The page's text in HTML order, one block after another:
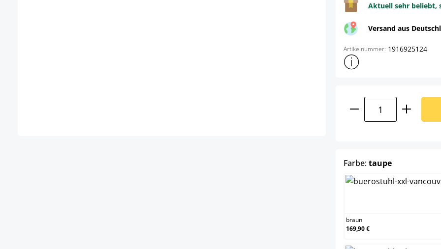
Aktuell sehr beliebt,
Versand aus
Artikelnummer: 1916925124
Weitere
Produkt Anzahl:
Farbe:taupeauswählen
braun
169,90 €